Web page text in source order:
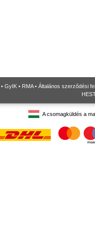
• GyIK • RMA• Általános szerződési
A csomagküldés a